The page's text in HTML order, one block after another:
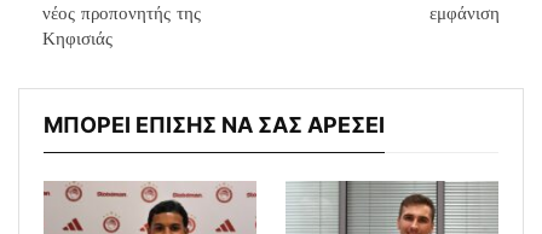
νέος προπονητής της
Κηφισιάς
εμφάνιση
ΜΠΟΡΕΙ ΕΠΙΣΗΣ ΝΑ ΣΑΣ ΑΡΕΣΕΙ